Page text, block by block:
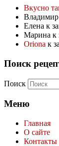
Вкусно
Владимир
Елена к
Марина к
Oriona к
Поиск
Поиск
Меню
Главная
О сайте
Контакты